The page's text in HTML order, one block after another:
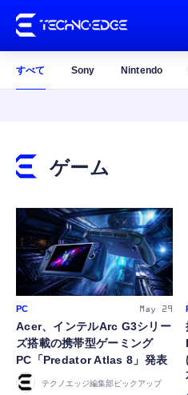
ガジェ
ゲー
カルチ
公式
すべて Sony Nintendo
ゲーム
PC May 29
Acer、インテルArc G3シリー
ズ搭載の携帯型ゲーミング
PC「Predator Atlas 8」発表
テクノエッジ編集部ピックアップ